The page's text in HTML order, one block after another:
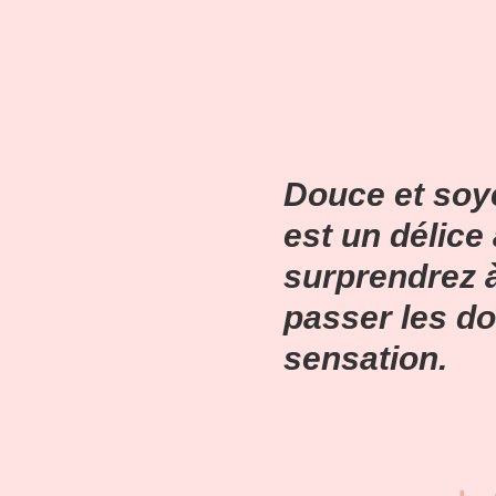
Douce et
est un
surprendrez
passer les
sensation.